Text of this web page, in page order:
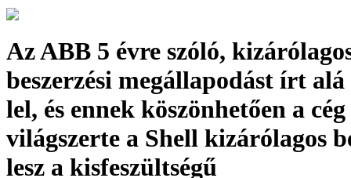
Az ABB 5 évre szóló,
beszerzési megállapodást írt
lel, és ennek köszönhetően a cég
világszerte a Shell kizárólagos
lesz a kisfeszültségű